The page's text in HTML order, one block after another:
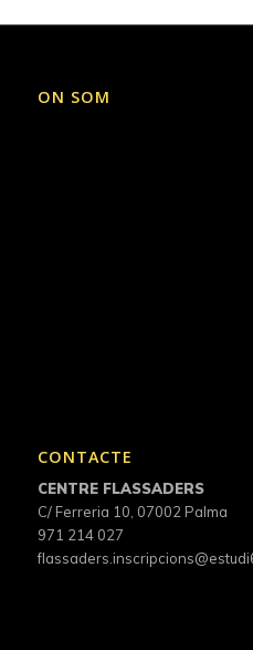
ON SOM
CONTACTE
CENTRE FLASSADERS
C/ Ferreria 10, 07002 Palma
971 214 027